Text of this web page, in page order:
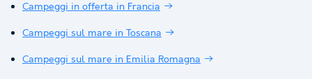
Campeggi in offerta in Francia
Campeggi sul mare in Toscana
Campeggi sul mare in Emilia Romagna